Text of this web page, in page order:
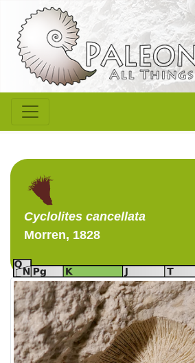
Cyclolites cancellata
Morren, 1828